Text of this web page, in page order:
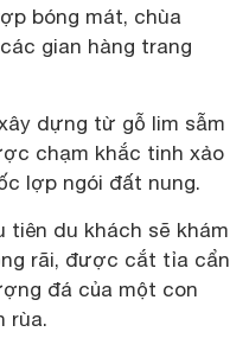
bóng mát, chùa
gian hàng trang
dựng từ gỗ lim sẫm
chạm khắc tinh xảo
lợp ngói đất nung.
du khách sẽ khám
rãi, được cắt tỉa cẩn
đá của một con
rùa.